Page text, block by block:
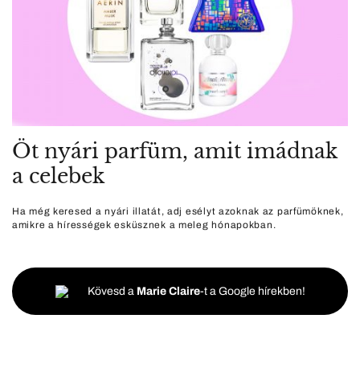
Öt nyári parfüm, amit imádnak
a celebek
Ha még keresed a nyári illatát, adj esélyt azoknak az parfümöknek,
amikre a hírességek esküsznek a meleg hónapokban.
Kövesd a Marie Claire-t a Google hírekben!